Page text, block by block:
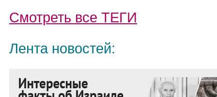
Смотреть все ТЕГИ
Лента новостей: